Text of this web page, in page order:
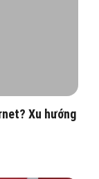
Xu hướng